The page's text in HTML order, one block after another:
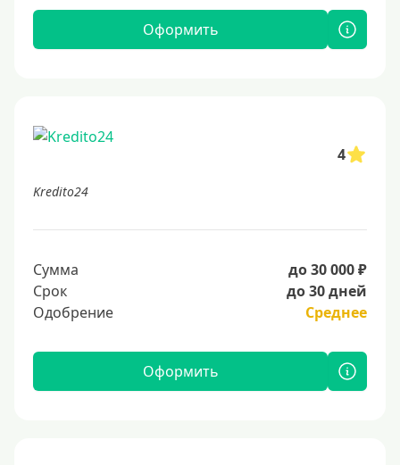
Оформить
4
Kredito24
Сумма
до 30 000 ₽
Срок
до 30 дней
Одобрение
Среднее
Оформить